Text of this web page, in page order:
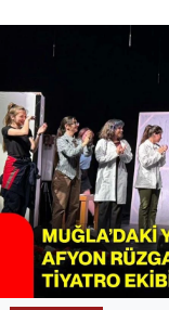
SAĞLIK
11:11